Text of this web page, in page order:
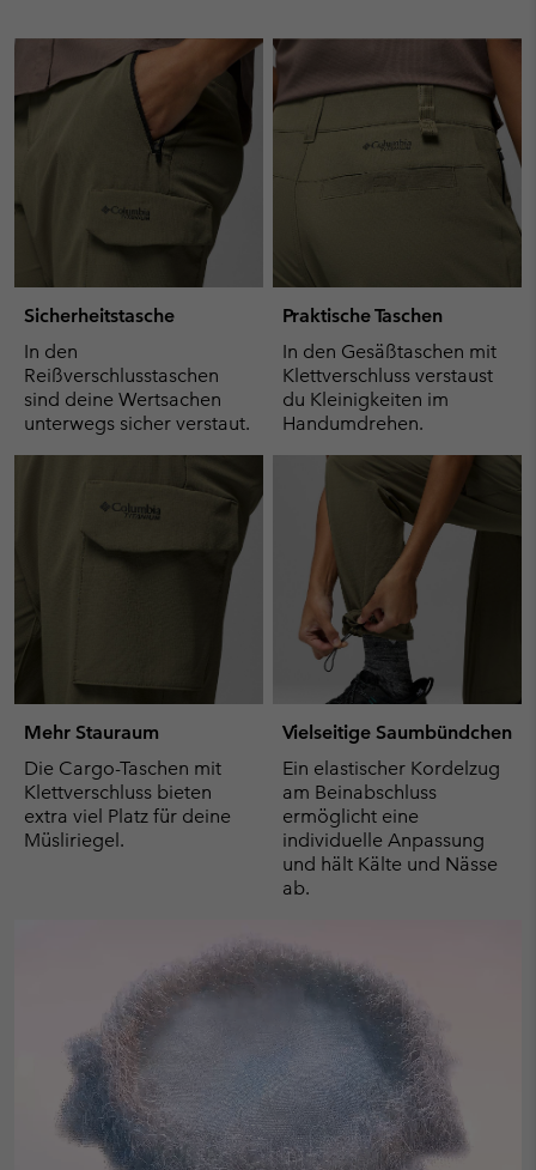
Sicherheitstasche
In den
Reißverschlusstaschen
sind deine Wertsachen
unterwegs sicher verstaut.
Praktische Taschen
In den Gesäßtaschen mit
Klettverschluss verstaust
du Kleinigkeiten im
Handumdrehen.
Mehr Stauraum
Die Cargo-Taschen mit
Klettverschluss bieten
extra viel Platz für deine
Müsliriegel.
Vielseitige Saumbündchen
Ein elastischer Kordelzug
am Beinabschluss
ermöglicht eine
individuelle Anpassung
und hält Kälte und Nässe
ab.